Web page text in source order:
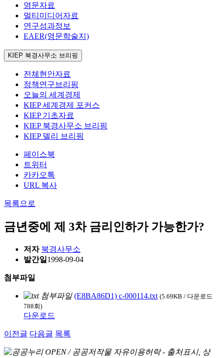
영문자료
멀티미디어자료
연구성과정보
EAER(영문학술지)
KIEP 북경사무소 브리핑
전체현안자료
정책연구브리핑
오늘의 세계경제
KIEP 세계경제 포커스
KIEP 기초자료
KIEP 북경사무소 브리핑
KIEP 델리 브리핑
페이스북
트위터
카카오톡
URL 복사
목록으로
금년중에 제 3차 금리인하가 가능한가?
저자 북경사무소
발간일 1998-09-04
첨부파일
(E8BA86D1) c-000114.txt (5.69KB / 다운로드
788회)
다운로드
이전글 다음글 목록